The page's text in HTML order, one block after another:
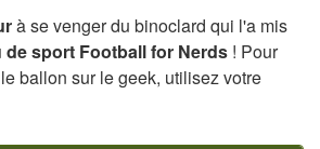
à se venger du binoclard qui l'a mis
de sport Football for Nerds ! Pour
ballon sur le geek, utilisez votre